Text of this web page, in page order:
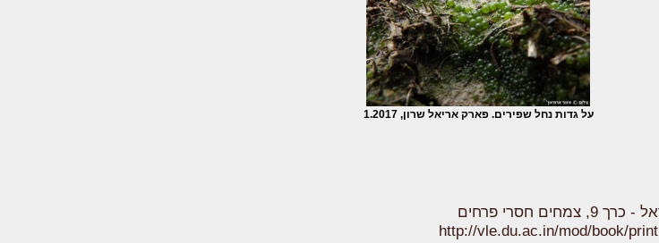
על גדות נחל שפירים. פארק אריאל שרון, 1.2017
http://vle.du.ac.in/mod/book/